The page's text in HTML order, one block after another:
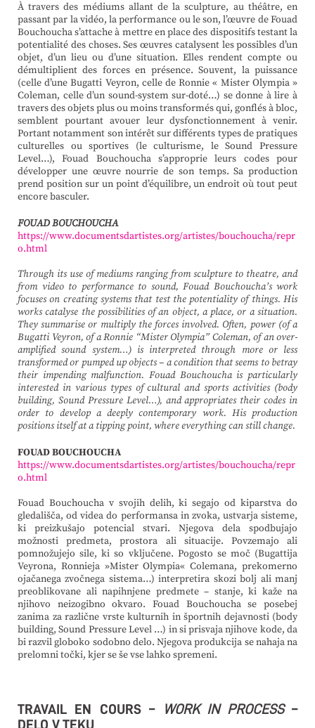
À travers des médiums allant de la sculpture, au théâtre, en
passant par la vidéo, la performance ou le son, l’œuvre de Fouad
Bouchoucha s’attache à mettre en place des dispositifs testant la
potentialité des choses. Ses œuvres catalysent les possibles d’un
objet, d’un lieu ou d’une situation. Elles rendent compte ou
démultiplient des forces en présence. Souvent, la puissance
(celle d’une Bugatti Veyron, celle de Ronnie « Mister Olympia »
Coleman, celle d’un sound-system sur-doté…) se donne à lire à
travers des objets plus ou moins transformés qui, gonflés à bloc,
semblent pourtant avouer leur dysfonctionnement à venir.
Portant notamment son intérêt sur différents types de pratiques
culturelles ou sportives (le culturisme, le Sound Pressure
Level…), Fouad Bouchoucha s’approprie leurs codes pour
développer une œuvre nourrie de son temps. Sa production
prend position sur un point d’équilibre, un endroit où tout peut
encore basculer.
FOUAD BOUCHOUCHA
https://www.documentsdartistes.org/artistes/bouchoucha/repr
o.html
Through its use of mediums ranging from sculpture to theatre, and
from video to performance to sound, Fouad Bouchoucha’s work
focuses on creating systems that test the potentiality of things. His
works catalyse the possibilities of an object, a place, or a situation.
They summarise or multiply the forces involved. Often, power (of a
Bugatti Veyron, of a Ronnie “Mister Olympia” Coleman, of an over-
amplified sound system…) is interpreted through more or less
transformed or pumped up objects – a condition that seems to betray
their impending malfunction. Fouad Bouchoucha is particularly
interested in various types of cultural and sports activities (body
building, Sound Pressure Level…), and appropriates their codes in
order to develop a deeply contemporary work. His production
positions itself at a tipping point, where everything can still change.
FOUAD BOUCHOUCHA
https://www.documentsdartistes.org/artistes/bouchoucha/repr
o.html
Fouad Bouchoucha v svojih delih, ki segajo od kiparstva do
gledališča, od videa do performansa in zvoka, ustvarja sisteme,
ki preizkušajo potencial stvari. Njegova dela spodbujajo
možnosti predmeta, prostora ali situacije. Povzemajo ali
pomnožujejo sile, ki so vključene. Pogosto se moč (Bugattija
Veyrona, Ronnieja »Mister Olympia« Colemana, prekomerno
ojačanega zvočnega sistema…) interpretira skozi bolj ali manj
preoblikovane ali napihnjene predmete – stanje, ki kaže na
njihovo neizogibno okvaro. Fouad Bouchoucha se posebej
zanima za različne vrste kulturnih in športnih dejavnosti (body
building, Sound Pressure Level …) in si prisvaja njihove kode, da
bi razvil globoko sodobno delo. Njegova produkcija se nahaja na
prelomni točki, kjer se še vse lahko spremeni.
TRAVAIL EN COURS – WORK IN PROCESS–
DELO V TEKU